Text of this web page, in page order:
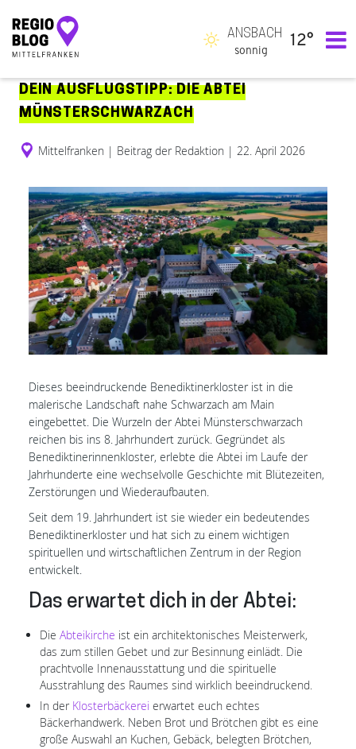
Hauptnavigation
ANSBACH
sonnig
12°
DEIN AUSFLUGSTIPP: DIE ABTEI
MÜNSTERSCHWARZACH
Mittelfranken | Beitrag der Redaktion | 22. April 2026
Dieses beeindruckende Benediktinerkloster ist in die
malerische Landschaft nahe Schwarzach am Main
eingebettet. Die Wurzeln der Abtei Münsterschwarzach
reichen bis ins 8. Jahrhundert zurück. Gegründet als
Benediktinerinnenkloster, erlebte die Abtei im Laufe der
Jahrhunderte eine wechselvolle Geschichte mit Blütezeiten,
Zerstörungen und Wiederaufbauten.
Seit dem 19. Jahrhundert ist sie wieder ein bedeutendes
Benediktinerkloster und hat sich zu einem wichtigen
spirituellen und wirtschaftlichen Zentrum in der Region
entwickelt.
Das erwartet dich in der Abtei:
Die Abteikirche ist ein architektonisches Meisterwerk,
das zum stillen Gebet und zur Besinnung einlädt. Die
prachtvolle Innenausstattung und die spirituelle
Ausstrahlung des Raumes sind wirklich beeindruckend.
In der Klosterbäckerei erwartet euch echtes
Bäckerhandwerk. Neben Brot und Brötchen gibt es eine
große Auswahl an Kuchen, Gebäck, belegten Brötchen,